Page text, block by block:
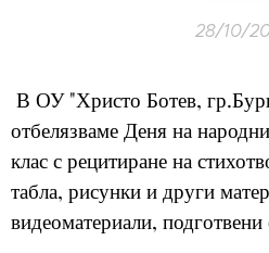
28/10/
В ОУ "Христо Ботев,
отбелязваме Деня на
клас с рецитиране на
табла, рисунки и други
видеоматериали, подготвени